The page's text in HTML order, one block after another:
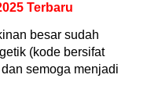
Terbaru
besar sudah
(kode bersifat
semoga menjadi